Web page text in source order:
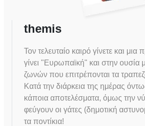
themis
Τον τελευταίο καιρό γίνετε και
γίνει "Ευρωπαϊκή" και στην ουσία
ζωνών που επιτρέπονται τα
Κατά την διάρκεια της ημέρας
κάποια αποτελέσματα, όμως την
φεύγουν οι γάτες (δημοτική
τα ποντίκια!